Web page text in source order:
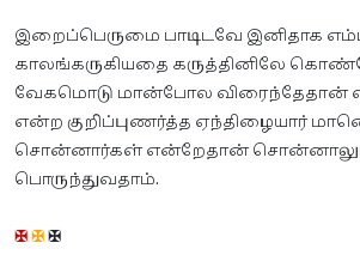
இறைப்பெருமை பாடிடவே இனிதாக
காலங்கருகியதை கருத்தினிலே
வேகமொடு மான்போல விரைந்தேதான்
என்ற குறிப்புணர்த்த ஏந்திழையார்
சொன்னார்கள் என்றேதான்
பொருந்துவதாம்.
✠✠✠